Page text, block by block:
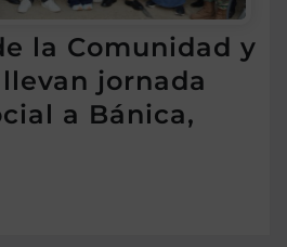
la Comunidad y
jornada
a Bánica,